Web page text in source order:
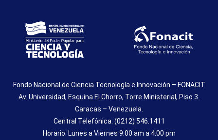
Fondo Nacional de Ciencia Tecnología e Innovación – FONACIT
Av. Universidad, Esquina El Chorro, Torre Ministerial, Piso 3.
Caracas – Venezuela.
Central Telefónica: (0212) 546.1411
Horario: Lunes a Viernes 9:00 am a 4:00 pm